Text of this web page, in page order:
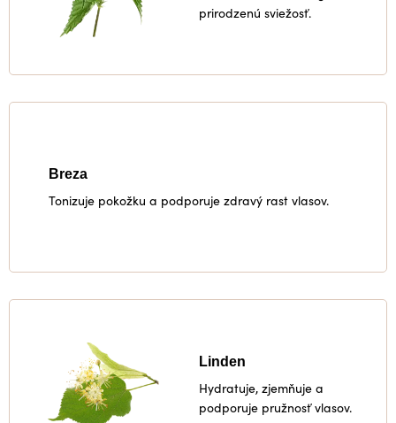
prirodzenú sviežosť.
podporuje zdravý rast vlasov.
Linden
Hydratuje, zjemňuje a
podporuje pružnosť vlasov.